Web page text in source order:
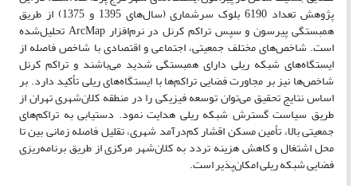
پژوهش تعداد 6190 بلوک سرشماری (سال‌های 1395 و 1375) از طریق
همبستگی پیرسون و سپس تراکم کرنل در نرم‌افزار ArcMap تحلیل‌شده
است. شاخص‌های مختلف جمعیتی، اجتماعی و اقتصادی با شاخص فاصله از
ایستگاه‌های شبکه ریلی دارای همبستگی شدید می‌باشند و تراکم کرنل
شاخص‌ها نیز بر مجاورت فضایی تراکم‌ها با ایستگاه‌های ریلی تأکید دارد. بر
اساس نتایج تحقیق می‌توان توسعه فیزیکی را در منطقه کلان‌شهری تهران از
طریق سیاست گسترش شبکه ریلی هدایت نمود. دستیابی به تراکم‌های
جمعیتی بالا، تأمین مسکن اقشار کم‌درآمد شهری، تقلیل فاصله زمانی بین تا
محل اشتغال و کاهش هزینه تردد به کلان‌شهر مرکزی از طریق برنامه‌ریزی
فضایی شبکه ریلی امکان‌پذیر است.